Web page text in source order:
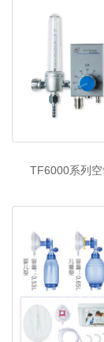
TF6000系列